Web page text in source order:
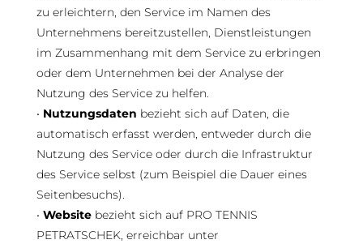
zu erleichtern, den Service im Namen des
Unternehmens bereitzustellen, Dienstleistungen
im Zusammenhang mit dem Service zu erbringen
oder dem Unternehmen bei der Analyse der
Nutzung des Service zu helfen.
• Nutzungsdaten bezieht sich auf Daten, die
automatisch erfasst werden, entweder durch die
Nutzung des Service oder durch die Infrastruktur
des Service selbst (zum Beispiel die Dauer eines
Seitenbesuchs).
• Websitebezieht sich auf PRO TENNIS
PETRATSCHEK, erreichbar unter